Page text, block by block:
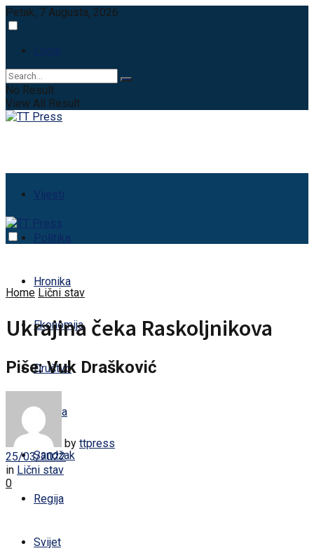
Petak, 7 Augusta, 2026
Login
No Result
View All Result
Vijesti
Politika
Hronika
Ekonomija
Društvo
Kultura
Sandžak
Regija
Svijet
Home Lični stav
Ukrajina čeka Raskoljnikova
Piše: Vuk Drašković
by ttpress
25/03/2022
in Lični stav
0